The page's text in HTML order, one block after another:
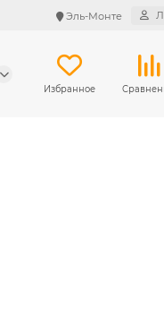
Эль-Монте
Избранное